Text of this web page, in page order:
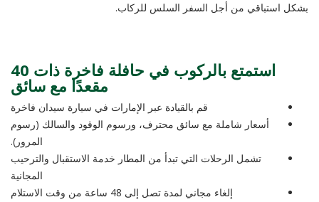
بشكل استباقي من أجل السفر السلس للركاب.
استمتع بالركوب في حافلة فاخرة ذات 40
مقعدًا مع سائق
قم بالقيادة عبر الإمارات في سيارة سيدان فاخرة
أسعار شاملة مع سائق محترف، ورسوم الوقود والسالك (رسوم
المرور).
تشمل الرحلات التي تبدأ من المطار خدمة الاستقبال والترحيب
المجانية
إلغاء مجاني لمدة تصل إلى 48 ساعة من وقت الاستلام